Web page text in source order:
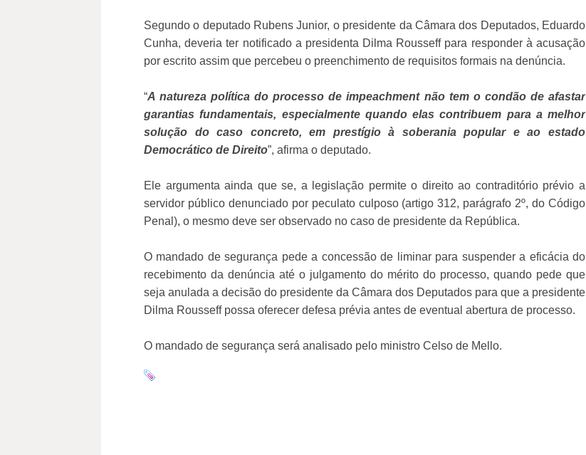
Segundo o deputado Rubens Junior, o presidente da Câmara dos Deputados, Eduardo
Cunha, deveria ter notificado a presidenta Dilma Rousseff para responder à acusação
por escrito assim que percebeu o preenchimento de requisitos formais na denúncia.
“A natureza política do processo de impeachment não tem o condão de afastar
garantias fundamentais, especialmente quando elas contribuem para a melhor
solução do caso concreto, em prestígio à soberania popular e ao estado
Democrático de Direito”, afirma o deputado.
Ele argumenta ainda que se, a legislação permite o direito ao contraditório prévio a
servidor público denunciado por peculato culposo (artigo 312, parágrafo 2º, do Código
Penal), o mesmo deve ser observado no caso de presidente da República.
O mandado de segurança pede a concessão de liminar para suspender a eficácia do
recebimento da denúncia até o julgamento do mérito do processo, quando pede que
seja anulada a decisão do presidente da Câmara dos Deputados para que a presidente
Dilma Rousseff possa oferecer defesa prévia antes de eventual abertura de processo.
O mandado de segurança será analisado pelo ministro Celso de Mello.